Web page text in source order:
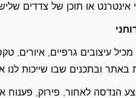
אינטרנט או תוכן של צדדים
עיצובים גרפיים, איורים,
באתר ובתכנים שבו שייכות לנו
הנדסה לאחור, פירוק, פענוח